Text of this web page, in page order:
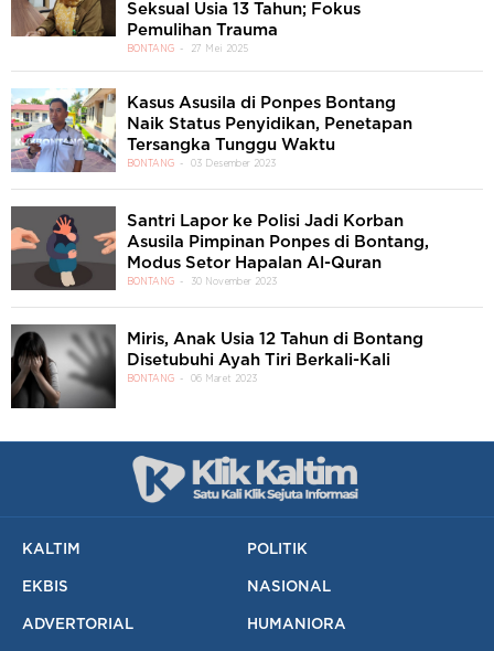
Seksual Usia 13 Tahun; Fokus
Pemulihan Trauma
BONTANG 27 Mei 2025
Kasus Asusila di Ponpes Bontang
Naik Status Penyidikan, Penetapan
Tersangka Tunggu Waktu
BONTANG 03 Desember 2023
Santri Lapor ke Polisi Jadi Korban
Asusila Pimpinan Ponpes di Bontang,
Modus Setor Hapalan Al-Quran
BONTANG 30 November 2023
Miris, Anak Usia 12 Tahun di Bontang
Disetubuhi Ayah Tiri Berkali-Kali
BONTANG 06 Maret 2023
KALTIM POLITIK
EKBIS NASIONAL
ADVERTORIAL HUMANIORA